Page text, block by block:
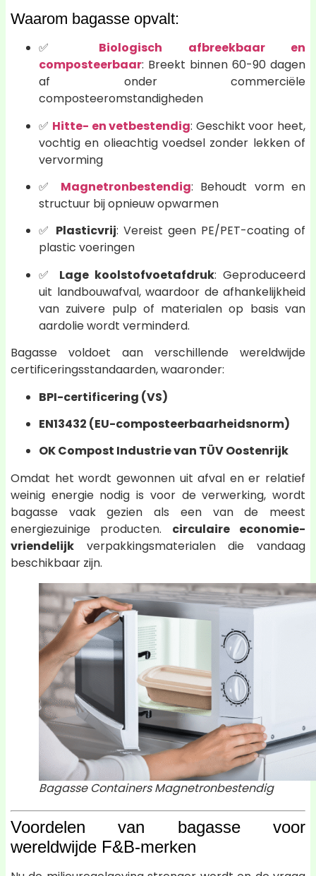
Waarom bagasse opvalt:
✅ Biologisch afbreekbaar en
composteerbaar: Breekt binnen 60-90 dagen
af onder commerciële
composteeromstandigheden
✅ Hitte- en vetbestendig: Geschikt voor heet,
vochtig en olieachtig voedsel zonder lekken of
vervorming
✅ Magnetronbestendig: Behoudt vorm en
structuur bij opnieuw opwarmen
✅ Plasticvrij: Vereist geen PE/PET-coating of
plastic voeringen
✅ Lage koolstofvoetafdruk: Geproduceerd
uit landbouwafval, waardoor de afhankelijkheid
van zuivere pulp of materialen op basis van
aardolie wordt verminderd.
Bagasse voldoet aan verschillende wereldwijde
certificeringsstandaarden, waaronder:
BPI-certificering (VS)
EN13432 (EU-composteerbaarheidsnorm)
OK Compost Industrie van TÜV Oostenrijk
Omdat het wordt gewonnen uit afval en er relatief
weinig energie nodig is voor de verwerking, wordt
bagasse vaak gezien als een van de meest
energiezuinige producten. circulaire economie-
vriendelijk verpakkingsmaterialen die vandaag
beschikbaar zijn.
Bagasse Containers Magnetronbestendig
Voordelen van bagasse voor
wereldwijde F&B-merken